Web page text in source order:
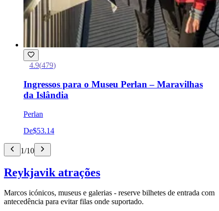
4.9(479)
Ingressos para o Museu Perlan – Maravilhas
da Islândia
Perlan
De$53.14
1/10
Reykjavik atrações
Marcos icónicos, museus e galerias - reserve bilhetes de entrada com
antecedência para evitar filas onde suportado.